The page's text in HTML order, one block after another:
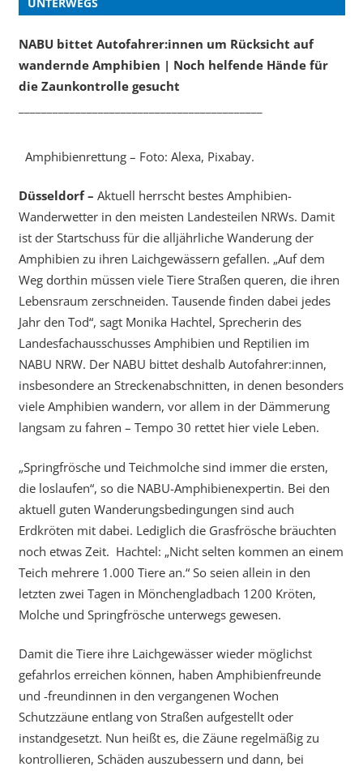
NABU bittet Autofahrer:innen um Rücksicht auf
wandernde Amphibien | Noch helfende Hände für
die Zaunkontrolle gesucht
Amphibienrettung – Foto: Alexa, Pixabay.
Düsseldorf – Aktuell herrscht bestes Amphibien-
Wanderwetter in den meisten Landesteilen NRWs. Damit
ist der Startschuss für die alljährliche Wanderung der
Amphibien zu ihren Laichgewässern gefallen. „Auf dem
Weg dorthin müssen viele Tiere Straßen queren, die ihren
Lebensraum zerschneiden. Tausende finden dabei jedes
Jahr den Tod“, sagt Monika Hachtel, Sprecherin des
Landesfachausschusses Amphibien und Reptilien im
NABU NRW. Der NABU bittet deshalb Autofahrer:innen,
insbesondere an Streckenabschnitten, in denen besonders
viele Amphibien wandern, vor allem in der Dämmerung
langsam zu fahren – Tempo 30 rettet hier viele Leben.
„Springfrösche und Teichmolche sind immer die ersten,
die loslaufen“, so die NABU-Amphibienexpertin. Bei den
aktuell guten Wanderungsbedingungen sind auch
Erdkröten mit dabei. Lediglich die Grasfrösche bräuchten
noch etwas Zeit. Hachtel: „Nicht selten kommen an einem
Teich mehrere 1.000 Tiere an.“ So seien allein in den
letzten zwei Tagen in Mönchengladbach 1200 Kröten,
Molche und Springfrösche unterwegs gewesen.
Damit die Tiere ihre Laichgewässer wieder möglichst
gefahrlos erreichen können, haben Amphibienfreunde
und -freundinnen in den vergangenen Wochen
Schutzzäune entlang von Straßen aufgestellt oder
instandgesetzt. Nun heißt es, die Zäune regelmäßig zu
kontrollieren, Schäden auszubessern und dann, bei